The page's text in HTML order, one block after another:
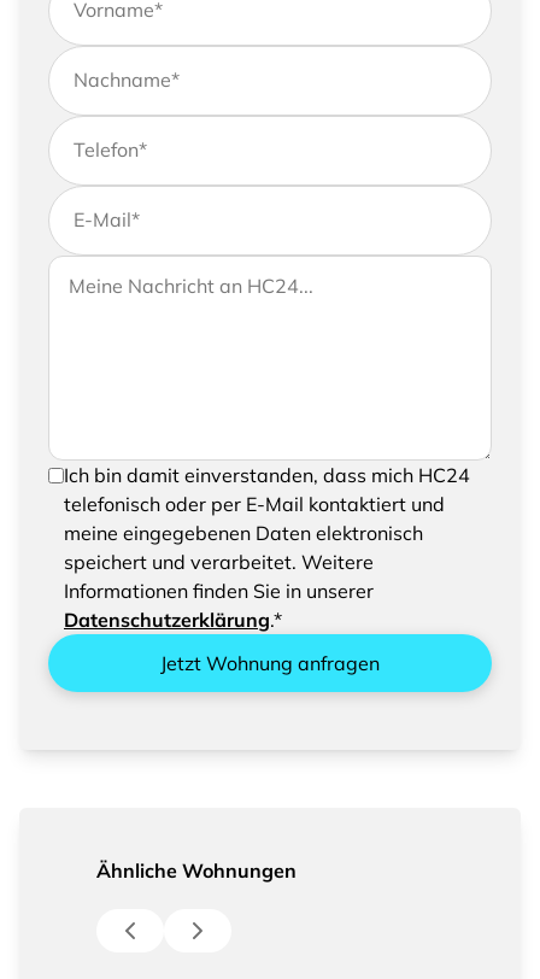
Vorname*
Nachname*
Telefon*
E-Mail*
Wenn Sie uns weitere Informationen zukommen
lassen möchten, können Sie Ihrer Anfrage gerne
Ihre Nachricht an HC24
Um Ihre Anfrage senden zu können, bestätigen
Sie bitte das Speichern und Verarbeiten Ihrer
eingegebenen Daten
Ich bin damit einverstanden, dass mich HC24
telefonisch oder per E-Mail kontaktiert und
meine eingegebenen Daten elektronisch
speichert und verarbeitet. Weitere
Informationen finden Sie in unserer
Datenschutzerklärung.*
Jetzt Wohnung anfragen
Ähnliche Wohnungen